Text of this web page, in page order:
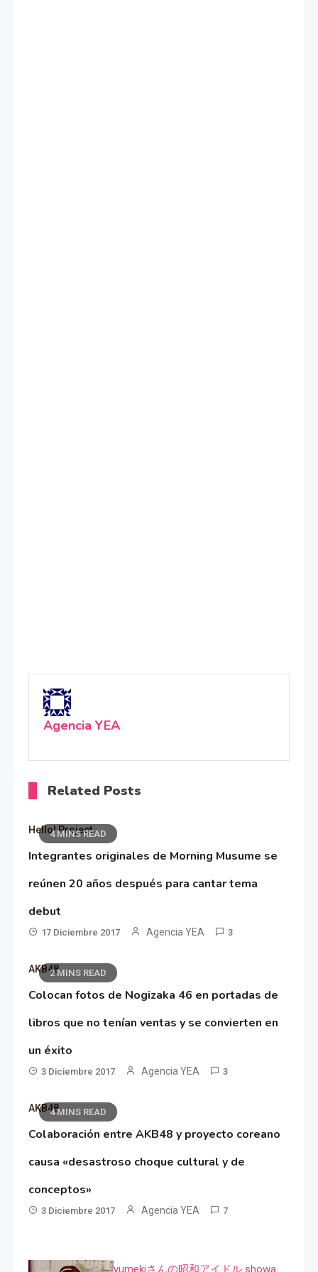
Agencia YEA
Related Posts
4 MINS READ
Hello! Project
Integrantes originales de Morning Musume se
reúnen 20 años después para cantar tema
debut
17 Diciembre 2017 Agencia YEA 3
2 MINS READ
AKB48
Colocan fotos de Nogizaka 46 en portadas de
libros que no tenían ventas y se convierten en
un éxito
3 Diciembre 2017 Agencia YEA 3
4 MINS READ
AKB48
Colaboración entre AKB48 y proyecto coreano
causa «desastroso choque cultural y de
conceptos»
3 Diciembre 2017 Agencia YEA 7
yumekiさんの昭和アイドル showa